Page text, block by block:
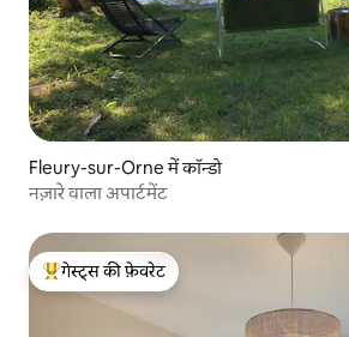
Fleury-sur-Orne में कॉन्डो
नज़ारे वाला अपार्टमेंट
गेस्ट्स का टॉप फ़ेवरेट
गेस्ट्स की फ़ेवरेट